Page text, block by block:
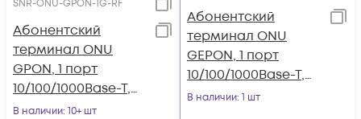
SNR-ONU-GPON-1G-RF
Абонентский
терминал ONU
GPON, 1 порт
10/100/1000Base-T,
RF
В наличии: 10+ шт
Абонентский
терминал ONU
GEPON, 1 порт
10/100/1000Base-T,
RF совместим с
В наличии: 1 шт